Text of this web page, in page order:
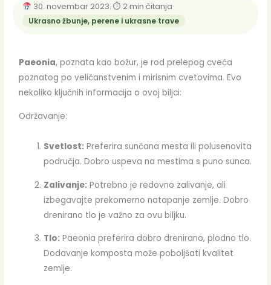
30. novembar 2023.·⏱ 2 min čitanja·
Ukrasno žbunje, perene i ukrasne trave
Paeonia, poznata kao božur, je rod prelepog cveća
poznatog po veličanstvenim i mirisnim cvetovima. Evo
nekoliko ključnih informacija o ovoj biljci:
Održavanje:
Svetlost: Preferira sunčana mesta ili polusenovita
područja. Dobro uspeva na mestima s puno sunca.
Zalivanje: Potrebno je redovno zalivanje, ali
izbegavajte prekomerno natapanje zemlje. Dobro
drenirano tlo je važno za ovu biljku.
Tlo: Paeonia preferira dobro drenirano, plodno tlo.
Dodavanje komposta može poboljšati kvalitet
zemlje.